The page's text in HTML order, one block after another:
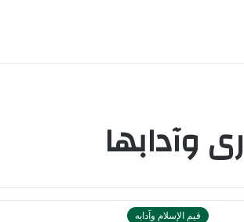
وآدابها
قيم الإسلام وآدابه